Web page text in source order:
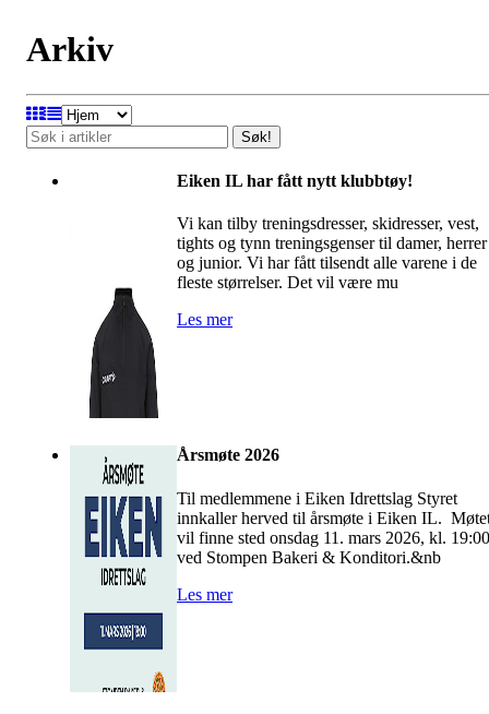
Arkiv
Søk!
Eiken IL har fått nytt klubbtøy!
Vi kan tilby treningsdresser, skidresser, vest,
tights og tynn treningsgenser til damer, herrer
og junior. Vi har fått tilsendt alle varene i de
fleste størrelser. Det vil være mu
Les mer
Årsmøte 2026
Til medlemmene i Eiken Idrettslag Styret
innkaller herved til årsmøte i Eiken IL.
vil finne sted onsdag 11. mars 2026, kl. 19:00
ved Stompen Bakeri & Konditori.&nb
Les mer